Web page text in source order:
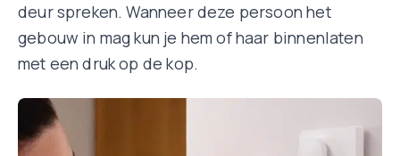
deur spreken. Wanneer deze persoon het
gebouw in mag kun je hem of haar binnenlaten
met een druk op de kop.